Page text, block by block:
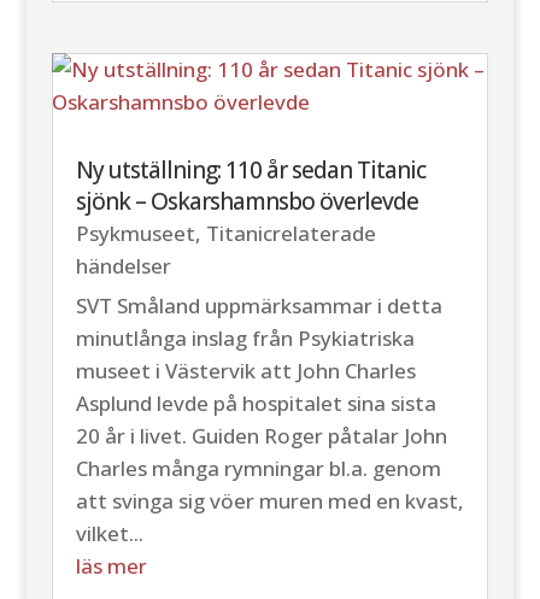
Ny utställning: 110 år sedan Titanic
sjönk – Oskarshamnsbo överlevde
Psykmuseet, Titanicrelaterade
händelser
SVT Småland uppmärksammar i detta
minutlånga inslag från Psykiatriska
museet i Västervik att John Charles
Asplund levde på hospitalet sina sista
20 år i livet. Guiden Roger påtalar John
Charles många rymningar bl.a. genom
att svinga sig vöer muren med en kvast,
vilket...
läs mer